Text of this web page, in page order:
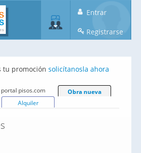
Entrar
Registrarse
tu promoción solicítanosla ahora
pisos.com
Obra nueva
Alquiler